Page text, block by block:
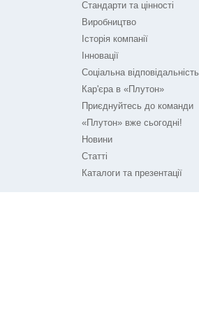
Стандарти та цінності
Виробництво
Історія компанії
Інновації
Соціальна відповідальність
Кар'єра в «Плутон»
Приєднуйтесь до команди
«Плутон» вже сьогодні!
Новини
Статті
Каталоги та презентації